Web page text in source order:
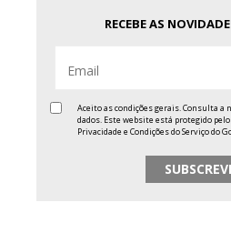
RECEBE AS
Aceito as condições gerais. Consulta a
dados . Este website está protegido pelo
Privacidade e Condições do Serviçodo